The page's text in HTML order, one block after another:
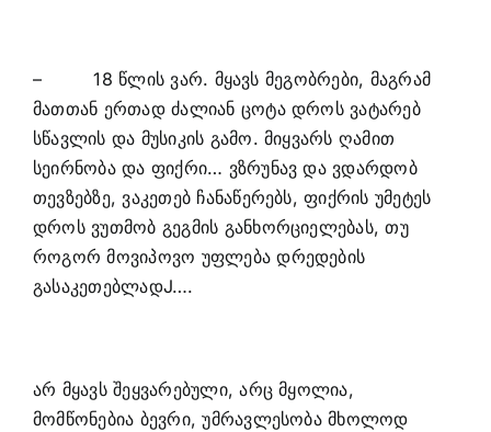
– 18 წლის ვარ. მყავს მეგობრები, მაგრამ
მათთან ერთად ძალიან ცოტა დროს ვატარებ
სწავლის და მუსიკის გამო. მიყვარს ღამით
სეირნობა და ფიქრი… ვზრუნავ და ვდარდობ
თევზებზე, ვაკეთებ ჩანაწერებს, ფიქრის უმეტეს
დროს ვუთმობ გეგმის განხორციელებას, თუ
როგორ მოვიპოვო უფლება დრედების
გასაკეთებლადJ….
არ მყავს შეყვარებული, არც მყოლია,
მომწონებია ბევრი, უმრავლესობა მხოლოდ